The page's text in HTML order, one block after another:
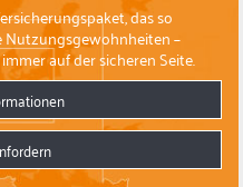
das so
–
auf der sicheren Seite.